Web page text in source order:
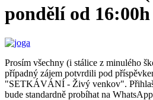
pondělí od 16:00h
Prosím všechny (i stálice z minulého
případný zájem potvrdili pod
"SETKÁVÁNÍ - Živý venkov".
bude standardně probíhat na